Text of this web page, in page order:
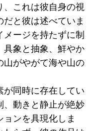
、これは彼自身の視
と彼は述べていま
ージを持たずに制
具象と抽象、鮮やか
山がやがて海や山の
が同時に存在してい
、動きと静止が絶妙
ンを具現化しま